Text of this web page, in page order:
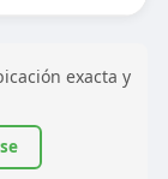
exacta y